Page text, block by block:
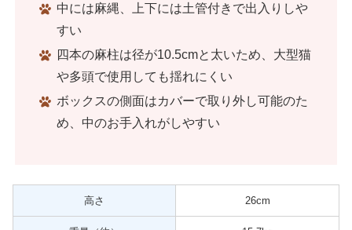
中には麻縄、上下には土管付きで出入りしや
すい
四本の麻柱は径が10.5cmと太いため、大型猫
や多頭で使用しても揺れにくい
ボックスの側面はカバーで取り外し可能のた
め、中のお手入れがしやすい
高さ 26cm